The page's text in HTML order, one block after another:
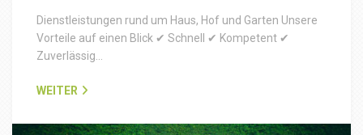
Dienstleistungen rund um Haus, Hof und Garten Unsere
Vorteile auf einen Blick ✔ Schnell ✔ Kompetent ✔
Zuverlässig…
WEITER